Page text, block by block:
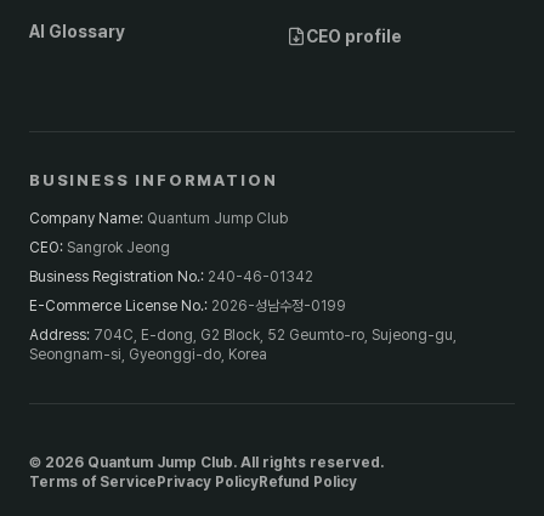
AI Glossary CEO profile
BUSINESS INFORMATION
Company Name: Quantum Jump Club
CEO: Sangrok Jeong
Business Registration No.: 240-46-01342
E-Commerce License No.: 2026-성남수정-0199
Address: 704C, E-dong, G2 Block, 52 Geumto-ro, Sujeong-gu,
Seongnam-si, Gyeonggi-do, Korea
© 2026 Quantum Jump Club. All rights reserved.
Terms of Service Privacy PolicyRefund Policy